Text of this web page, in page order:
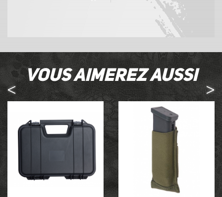
Vous aimerez aussi